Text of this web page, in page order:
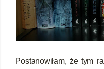
Postanowiłam, że tym